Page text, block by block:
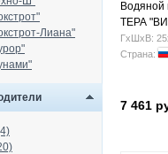
Лиана"
Водяной
ТЕРА
400х400
ГхШхВ:
Страна:
7 461